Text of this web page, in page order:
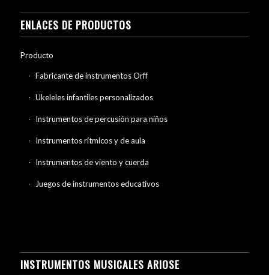
ENLACES DE PRODUCTOS
Producto
Fabricante de instrumentos Orff
Ukeleles infantiles personalizados
Instrumentos de percusión para niños
Instrumentos rítmicos y de aula
Instrumentos de viento y cuerda
Juegos de instrumentos educativos
INSTRUMENTOS MUSICALES ARIOSE